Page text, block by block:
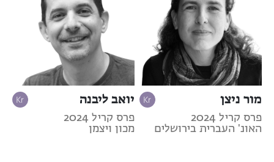
מור ניצן
פרס קריל 2024
האונ' העברית בירושלים
יואב ליבנה
פרס קריל 2024
מכון ויצמן